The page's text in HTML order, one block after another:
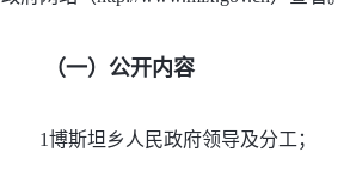
（一）公开内容
1博斯坦乡人民政府领导及分工；